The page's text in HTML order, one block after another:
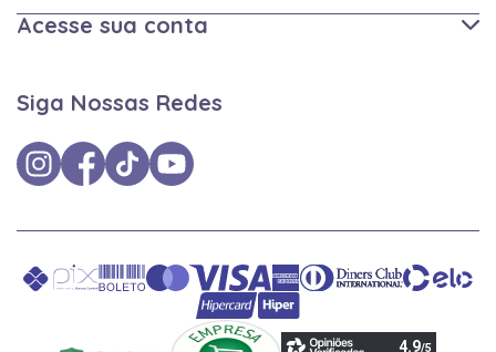
Acesse sua conta
Siga Nossas Redes